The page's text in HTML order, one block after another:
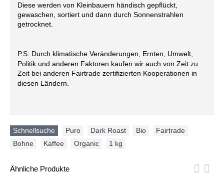
Diese werden von Kleinbauern händisch gepflückt,
gewaschen, sortiert und dann durch Sonnenstrahlen
getrocknet.
P.S: Durch klimatische Veränderungen, Ernten, Umwelt,
Politik und anderen Faktoren kaufen wir auch von Zeit zu
Zeit bei anderen Fairtrade zertifizierten Kooperationen in
diesen Ländern.
Schnellsuche Puro Dark Roast Bio Fairtrade
Bohne
Kaffee Organic 1 kg
Ähnliche Produkte